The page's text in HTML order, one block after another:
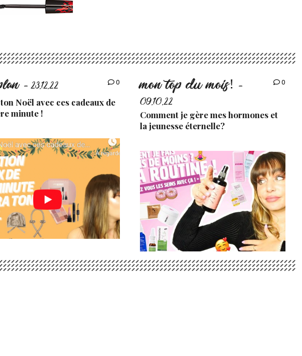
- 23.12.22 0
Noël avec ces cadeaux de
minute !
mon top du mois! -
09.10.22
0
Comment je gère mes hormones et
la jeunesse éternelle?